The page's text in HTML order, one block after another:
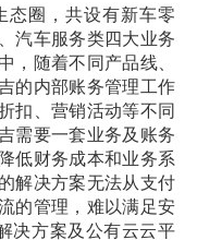
圈，共设有新车零
汽车服务类四大业务
随着不同产品线、
的内部账务管理工作
扣、营销活动等不同
需要一套业务及账务
低财务成本和业务系
解决方案无法从支付
的管理，难以满足安
决方案及公有云云平